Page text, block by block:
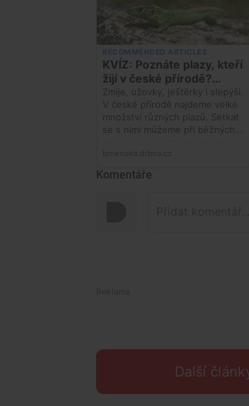
Komentáře
Další